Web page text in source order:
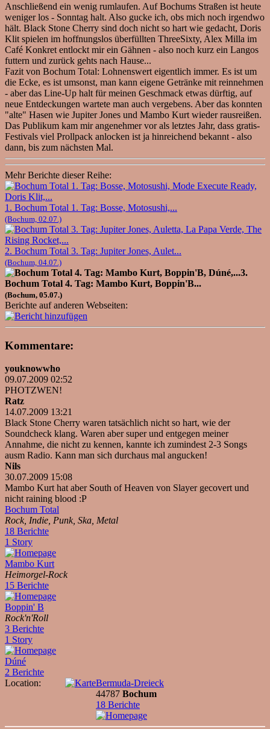
Anschließend ein wenig rumlaufen. Auf Bochums Straßen ist heute
weniger los - Sonntag halt. Also gucke ich, obs mich noch irgendwo
hält. Black Stone Cherry sind doch nicht so hart wie gedacht, Doris
Klit spielen im hoffnungslos überfüllten ThreeSixty, Alex Milla im
Café Konkret entlockt mir ein Gähnen - also noch kurz ein Langos
futtern und zurück gehts nach Hause...
Fazit von Bochum Total: Lohnenswert eigentlich immer. Es ist um
die Ecke, es ist umsonst, man kann eigene Getränke mit reinnehmen
- aber das Line-Up halt für meinen Geschmack etwas dürftig, auf
neue Entdeckungen wartete man auch vergebens. Aber das konnten
"alte" Hasen wie Jupiter Jones und Mambo Kurt wieder rausreißen.
Das Publikum kam mir angenehmer vor als letztes Jahr, dass gratis-
Festivals viel Prollpack anlocken ist ja hinreichend bekannt - also
dann, bis zum nächsten Mal.
Mehr Berichte dieser Reihe:
1. Bochum Total 1. Tag: Bosse, Motosushi,...
(Bochum, 02.07.)
2. Bochum Total 3. Tag: Jupiter Jones, Aulet...
(Bochum, 04.07.)
3.
Bochum Total 4. Tag: Mambo Kurt, Boppin'B...
(Bochum, 05.07.)
Berichte auf anderen Webseiten:
Kommentare:
youknowwho
09.07.2009 02:52
PHOTZWEN!
Ratz
14.07.2009 13:21
Black Stone Cherry waren tatsächlich nicht so hart, wie der
Soundcheck klang. Waren aber super und entgegen meiner
Annahme, die nicht zu kennen, kannte ich zumindest 2-3 Songs
ausm Radio. Kann man sich durchaus mal angucken!
Nils
30.07.2009 15:08
Mambo Kurt hat aber South of Heaven von Slayer gecovert und
nicht raining blood :P
Bochum Total
Rock, Indie, Punk, Ska, Metal
18 Berichte
1 Story
Mambo Kurt
Heimorgel-Rock
15 Berichte
Boppin' B
Rock'n'Roll
3 Berichte
1 Story
Dúné
2 Berichte
Location:
Bermuda-Dreieck
44787 Bochum
18 Berichte